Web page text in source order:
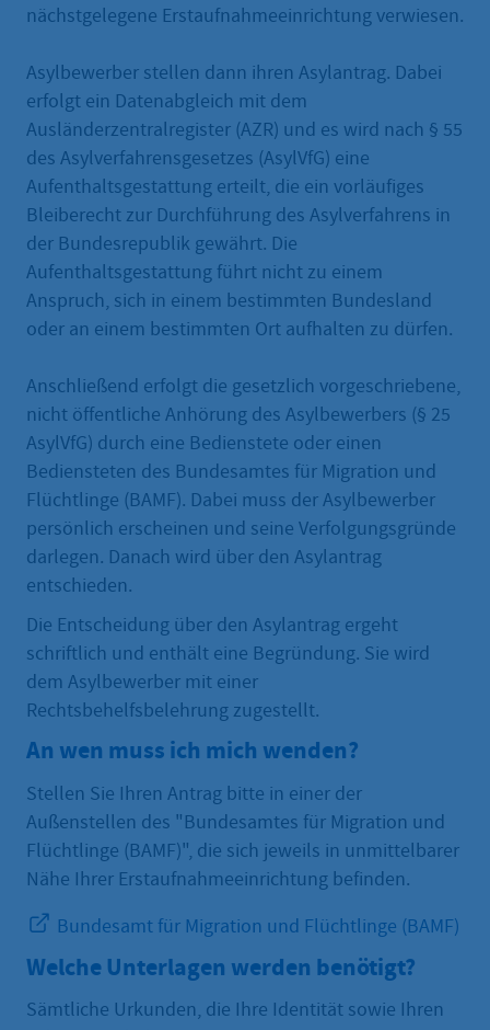
nächstgelegene Erstaufnahmeeinrichtung verwiesen.
Asylbewerber stellen dann ihren Asylantrag. Dabei
erfolgt ein Datenabgleich mit dem
Ausländerzentralregister (AZR) und es wird nach § 55
des Asylverfahrensgesetzes (AsylVfG) eine
Aufenthaltsgestattung erteilt, die ein vorläufiges
Bleiberecht zur Durchführung des Asylverfahrens in
der Bundesrepublik gewährt. Die
Aufenthaltsgestattung führt nicht zu einem
Anspruch, sich in einem bestimmten Bundesland
oder an einem bestimmten Ort aufhalten zu dürfen.
Anschließend erfolgt die gesetzlich vorgeschriebene,
nicht öffentliche Anhörung des Asylbewerbers (§ 25
AsylVfG) durch eine Bedienstete oder einen
Bediensteten des Bundesamtes für Migration und
Flüchtlinge (BAMF). Dabei muss der Asylbewerber
persönlich erscheinen und seine Verfolgungsgründe
darlegen. Danach wird über den Asylantrag
entschieden.
Die Entscheidung über den Asylantrag ergeht
schriftlich und enthält eine Begründung. Sie wird
dem Asylbewerber mit einer
Rechtsbehelfsbelehrung zugestellt.
An wen muss ich mich wenden?
Stellen Sie Ihren Antrag bitte in einer der
Außenstellen des "Bundesamtes für Migration und
Flüchtlinge (BAMF)", die sich jeweils in unmittelbarer
Nähe Ihrer Erstaufnahmeeinrichtung befinden.
Bundesamt für Migration und Flüchtlinge (BAMF)
Welche Unterlagen werden benötigt?
Sämtliche Urkunden, die Ihre Identität sowie Ihren